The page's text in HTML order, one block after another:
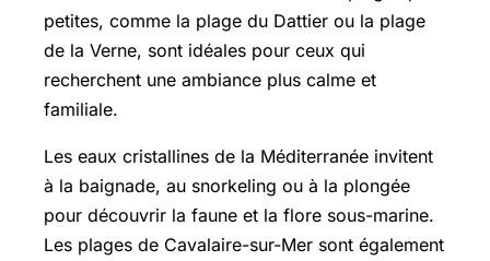
petites, comme la plage du Dattier ou la plage
de la Verne, sont idéales pour ceux qui
recherchent une ambiance plus calme et
familiale.
Les eaux cristallines de la Méditerranée invitent
à la baignade, au snorkeling ou à la plongée
pour découvrir la faune et la flore sous-marine.
Les plages de Cavalaire-sur-Mer sont également